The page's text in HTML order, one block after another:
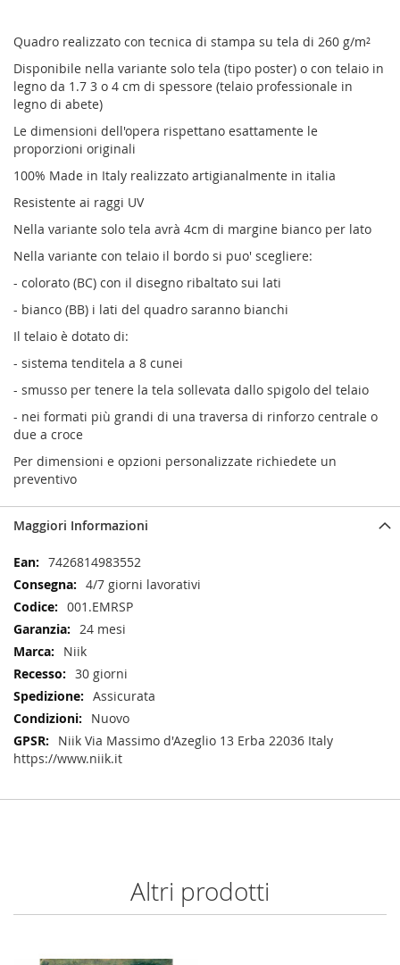
Quadro realizzato con tecnica di stampa su tela di 260 g/m²
Disponibile nella variante solo tela (tipo poster) o con telaio in
legno da 1.7 3 o 4 cm di spessore (telaio professionale in
legno di abete)
Le dimensioni dell'opera rispettano esattamente le
proporzioni originali
100% Made in Italy realizzato artigianalmente in italia
Resistente ai raggi UV
Nella variante solo tela avrà 4cm di margine bianco per lato
Nella variante con telaio il bordo si puo' scegliere:
- colorato (BC) con il disegno ribaltato sui lati
- bianco (BB) i lati del quadro saranno bianchi
Il telaio è dotato di:
- sistema tenditela a 8 cunei
- smusso per tenere la tela sollevata dallo spigolo del telaio
- nei formati più grandi di una traversa di rinforzo centrale o
due a croce
Per dimensioni e opzioni personalizzate richiedete un
preventivo
Maggiori Informazioni
Maggiori
Informazioni
7426814983552
4/7 giorni lavorativi
001.EMRSP
24 mesi
Niik
30 giorni
Assicurata
Nuovo
Niik Via Massimo d'Azeglio 13 Erba 22036 Italy
https://www.niik.it
Altri prodotti